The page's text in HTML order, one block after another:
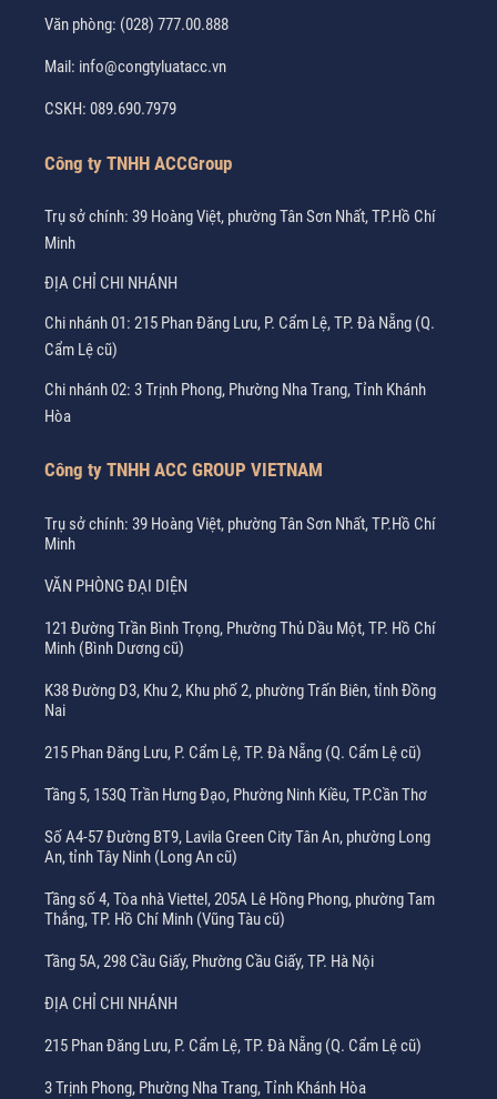
Văn phòng: (028) 777.00.888
Mail: info@congtyluatacc.vn
CSKH: 089.690.7979
Công ty TNHH ACCGroup
Trụ sở chính: 39 Hoàng Việt, phường Tân Sơn Nhất, TP.Hồ Chí
Minh
ĐỊA CHỈ CHI NHÁNH
Chi nhánh 01: 215 Phan Đăng Lưu, P. Cẩm Lệ, TP. Đà Nẵng (Q.
Cẩm Lệ cũ)
Chi nhánh 02: 3 Trịnh Phong, Phường Nha Trang, Tỉnh Khánh
Hòa
Công ty TNHH ACC GROUP VIETNAM
Trụ sở chính: 39 Hoàng Việt, phường Tân Sơn Nhất, TP.Hồ Chí
Minh
VĂN PHÒNG ĐẠI DIỆN
121 Đường Trần Bình Trọng, Phường Thủ Dầu Một, TP. Hồ Chí
Minh (Bình Dương cũ)
K38 Đường D3, Khu 2, Khu phố 2, phường Trấn Biên, tỉnh Đồng
Nai
215 Phan Đăng Lưu, P. Cẩm Lệ, TP. Đà Nẵng (Q. Cẩm Lệ cũ)
Tầng 5, 153Q Trần Hưng Đạo, Phường Ninh Kiều, TP.Cần Thơ
Số A4-57 Đường BT9, Lavila Green City Tân An, phường Long
An, tỉnh Tây Ninh (Long An cũ)
Tầng số 4, Tòa nhà Viettel, 205A Lê Hồng Phong, phường Tam
Thắng, TP. Hồ Chí Minh (Vũng Tàu cũ)
Tầng 5A, 298 Cầu Giấy, Phường Cầu Giấy, TP. Hà Nội
ĐỊA CHỈ CHI NHÁNH
215 Phan Đăng Lưu, P. Cẩm Lệ, TP. Đà Nẵng (Q. Cẩm Lệ cũ)
3 Trịnh Phong, Phường Nha Trang, Tỉnh Khánh Hòa